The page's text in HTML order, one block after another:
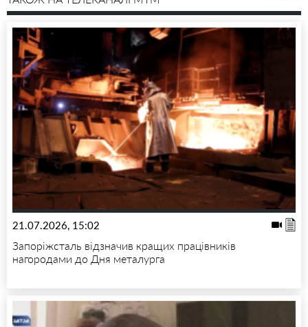
21.07.2026, 15:02
Запоріжсталь відзначив кращих працівників
нагородами до Дня металурга